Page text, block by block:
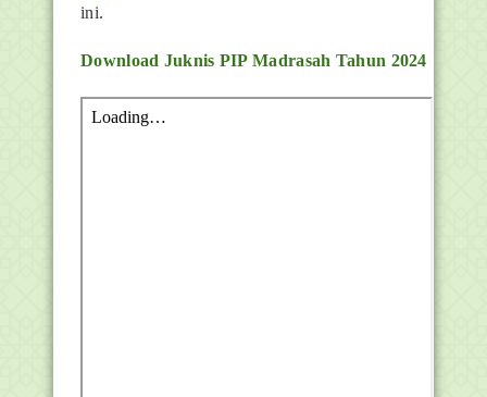
ini.
Download Juknis PIP Madrasah Tahun 2024